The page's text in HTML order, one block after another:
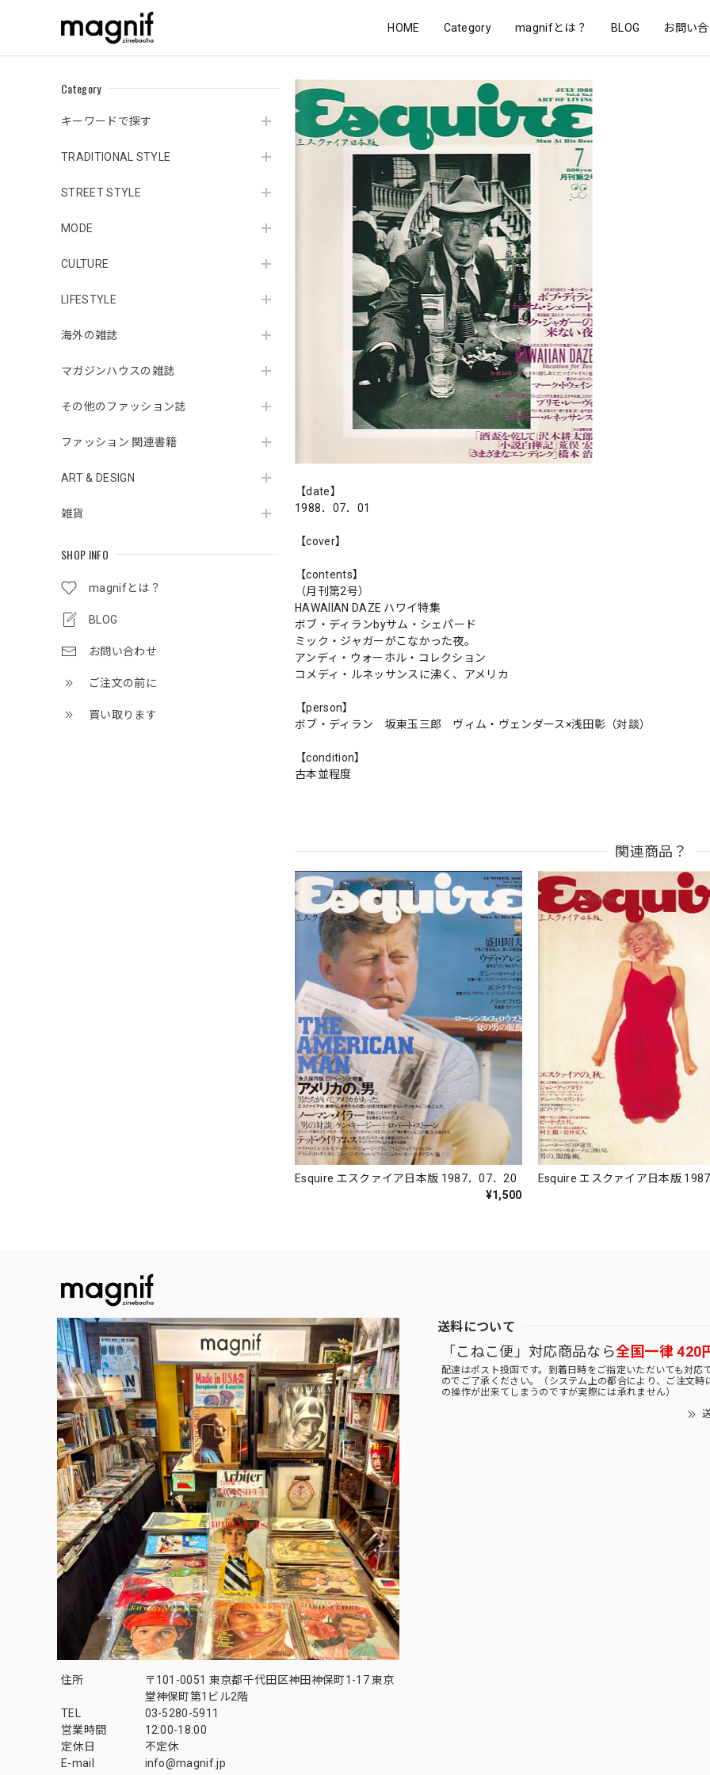
HOME Category magnifとは？ BLOG お問い
Category
キーワードで探す
TRADITIONAL STYLE
STREET STYLE
MODE
CULTURE
LIFESTYLE
海外の雑誌
マガジンハウスの雑誌
その他のファッション誌
ファッション 関連書籍
ART & DESIGN
雑貨
SHOP INFO
magnifとは？
BLOG
お問い合わせ
ご注文の前に
買い取ります
【date】
1988．07．01
【cover】
【contents】
（月刊第2号）
HAWAIIAN DAZE ハワイ特集
ボブ・ディランbyサム・シェパード
ミック・ジャガーがこなかった夜。
アンディ・ウォーホル・コレクション
コメディ・ルネッサンスに沸く、アメリカ
【person】
ボブ・ディラン 坂東玉三郎 ヴィム・ヴェンダース×浅田彰（対談）
【condition】
古本並程度
関連商品？
Esquire エスクァイア日本版 1987．07．20
¥1,500
Esquire エスクァイア日本版
住所
〒101-0051 東京都千代田区神田神保町1-17 東京
堂神保町第1ビル2階
TEL
03-5280-5911
営業時間
12:00-18:00
定休日
不定休
E-mail
info@magnif.jp
送料について
「こねこ便」対応商品なら全国一律 420
配達はポスト投函です。到着日時をご指定いただいても対応
のでご了承ください。（システム上の都合により、ご注文時
の操作が出来てしまうのですが実際には承れません）